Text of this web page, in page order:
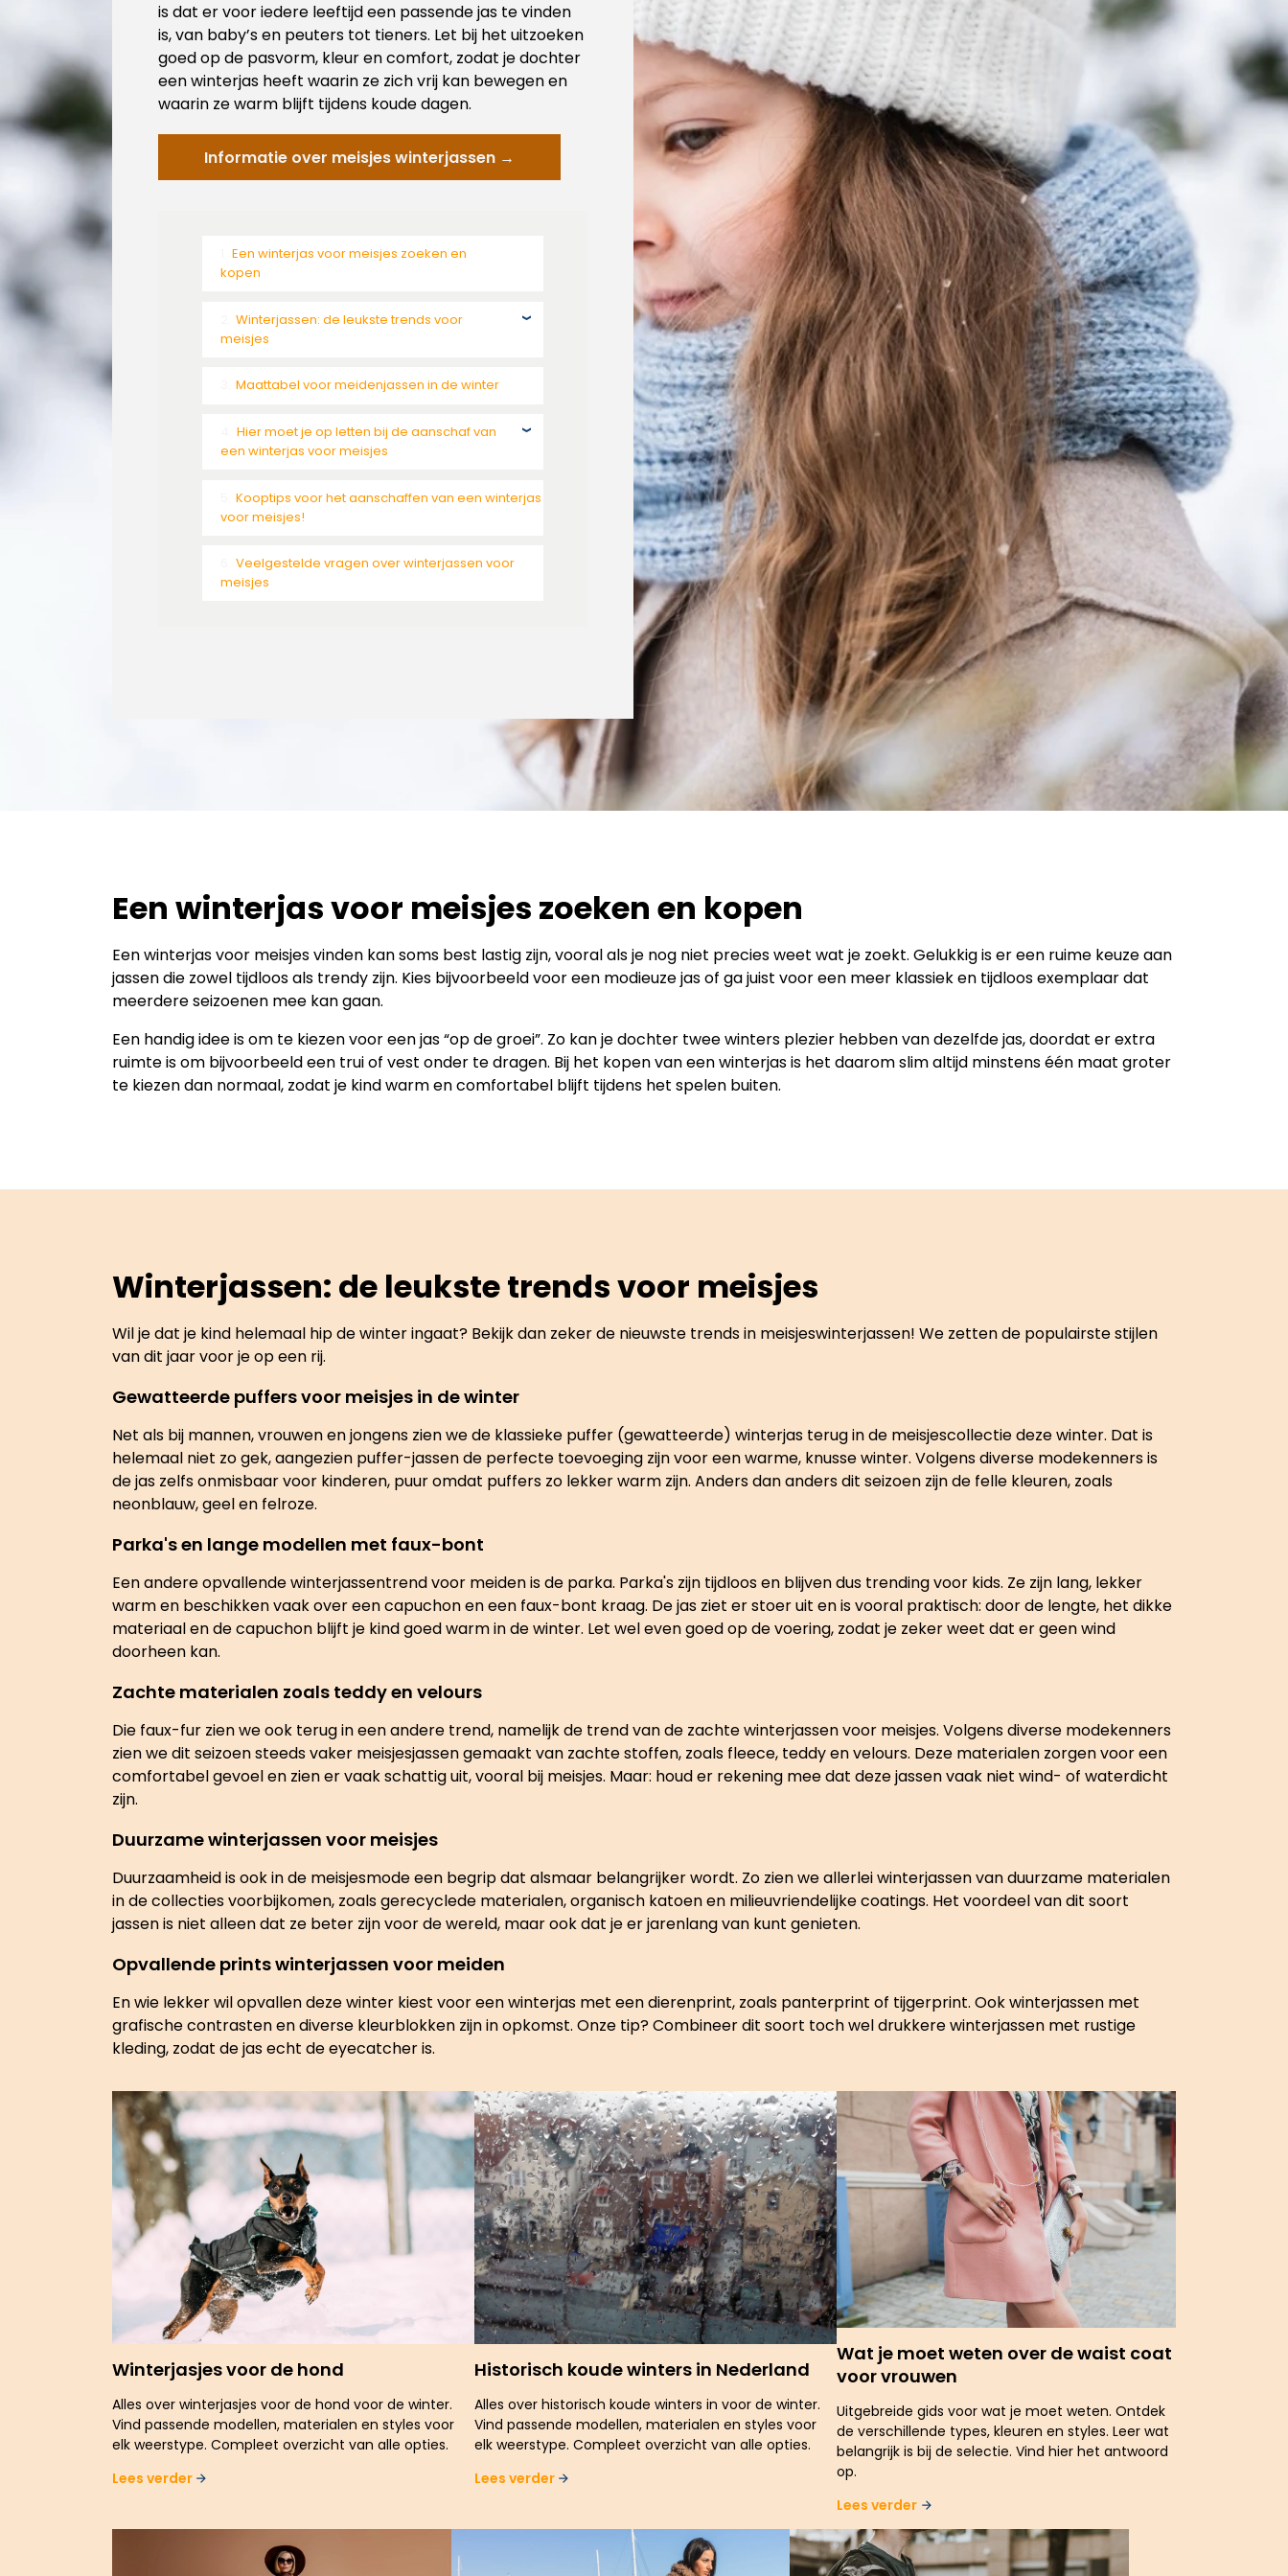
is dat er voor iedere leeftijd een passende jas te vinden
is, van baby’s en peuters tot tieners. Let bij het uitzoeken
goed op de pasvorm, kleur en comfort, zodat je dochter
een winterjas heeft waarin ze zich vrij kan bewegen en
waarin ze warm blijft tijdens koude dagen.
Informatie over meisjes winterjassen →
Een winterjas voor meisjes zoeken en
kopen
Winterjassen: de leukste trends voor
meisjes
Maattabel voor meidenjassen in de winter
Hier moet je op letten bij de aanschaf van
een winterjas voor meisjes
Kooptips voor het aanschaffen van een winterjas
voor meisjes!
Veelgestelde vragen over winterjassen voor
meisjes
Een winterjas voor meisjes zoeken en kopen
Een winterjas voor meisjes vinden kan soms best lastig zijn, vooral als je nog niet precies weet wat je zoekt. Gelukkig is er een ruime keuze aan
jassen die zowel tijdloos als trendy zijn. Kies bijvoorbeeld voor een modieuze jas of ga juist voor een meer klassiek en tijdloos exemplaar dat
meerdere seizoenen mee kan gaan.
Een handig idee is om te kiezen voor een jas “op de groei”. Zo kan je dochter twee winters plezier hebben van dezelfde jas, doordat er extra
ruimte is om bijvoorbeeld een trui of vest onder te dragen. Bij het kopen van een winterjas is het daarom slim altijd minstens één maat groter
te kiezen dan normaal, zodat je kind warm en comfortabel blijft tijdens het spelen buiten.
Winterjassen: de leukste trends voor meisjes
Wil je dat je kind helemaal hip de winter ingaat? Bekijk dan zeker de nieuwste trends in meisjeswinterjassen! We zetten de populairste stijlen
van dit jaar voor je op een rij.
Gewatteerde puffers voor meisjes in de winter
Net als bij mannen, vrouwen en jongens zien we de klassieke puffer (gewatteerde) winterjas terug in de meisjescollectie deze winter. Dat is
helemaal niet zo gek, aangezien puffer-jassen de perfecte toevoeging zijn voor een warme, knusse winter. Volgens diverse modekenners is
de jas zelfs onmisbaar voor kinderen, puur omdat puffers zo lekker warm zijn. Anders dan anders dit seizoen zijn de felle kleuren, zoals
neonblauw, geel en felroze.
Parka's en lange modellen met faux-bont
Een andere opvallende winterjassentrend voor meiden is de parka. Parka's zijn tijdloos en blijven dus trending voor kids. Ze zijn lang, lekker
warm en beschikken vaak over een capuchon en een faux-bont kraag. De jas ziet er stoer uit en is vooral praktisch: door de lengte, het dikke
materiaal en de capuchon blijft je kind goed warm in de winter. Let wel even goed op de voering, zodat je zeker weet dat er geen wind
doorheen kan.
Zachte materialen zoals teddy en velours
Die faux-fur zien we ook terug in een andere trend, namelijk de trend van de zachte winterjassen voor meisjes. Volgens diverse modekenners
zien we dit seizoen steeds vaker meisjesjassen gemaakt van zachte stoffen, zoals fleece, teddy en velours. Deze materialen zorgen voor een
comfortabel gevoel en zien er vaak schattig uit, vooral bij meisjes. Maar: houd er rekening mee dat deze jassen vaak niet wind- of waterdicht
zijn.
Duurzame winterjassen voor meisjes
Duurzaamheid is ook in de meisjesmode een begrip dat alsmaar belangrijker wordt. Zo zien we allerlei winterjassen van duurzame materialen
in de collecties voorbijkomen, zoals gerecyclede materialen, organisch katoen en milieuvriendelijke coatings. Het voordeel van dit soort
jassen is niet alleen dat ze beter zijn voor de wereld, maar ook dat je er jarenlang van kunt genieten.
Opvallende prints winterjassen voor meiden
En wie lekker wil opvallen deze winter kiest voor een winterjas met een dierenprint, zoals panterprint of tijgerprint. Ook winterjassen met
grafische contrasten en diverse kleurblokken zijn in opkomst. Onze tip? Combineer dit soort toch wel drukkere winterjassen met rustige
kleding, zodat de jas echt de eyecatcher is.
Winterjasjes voor de hond
Alles over winterjasjes voor de hond voor de winter.
Vind passende modellen, materialen en styles voor
elk weerstype. Compleet overzicht van alle opties.
Lees verder
Historisch koude winters in Nederland
Alles over historisch koude winters in voor de winter.
Vind passende modellen, materialen en styles voor
elk weerstype. Compleet overzicht van alle opties.
Lees verder
Wat je moet weten over de waist coat
voor vrouwen
Uitgebreide gids voor wat je moet weten. Ontdek
de verschillende types, kleuren en styles. Leer wat
belangrijk is bij de selectie. Vind hier het antwoord
op.
Lees verder